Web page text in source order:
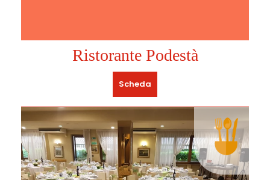
Ristorante Podestà
Scheda